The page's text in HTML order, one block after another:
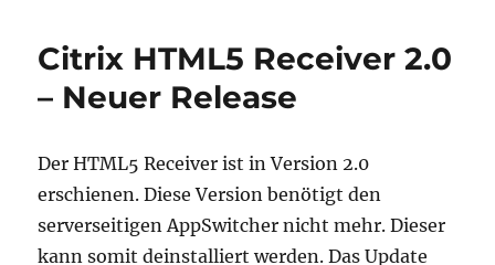
as
1906,
WEM
1906
Citrix HTML5 Receiver 2.0
– Neuer Release
Der HTML5 Receiver ist in Version 2.0
erschienen. Diese Version benötigt den
serverseitigen AppSwitcher nicht mehr. Dieser
kann somit deinstalliert werden. Das Update